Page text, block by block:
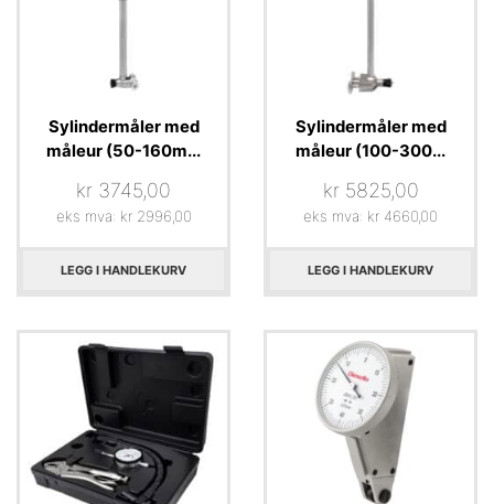
Sylindermåler med
måleur (50-160m...
kr 3745,00
eks mva: kr2996,00
LEGG I HANDLEKURV
Sylindermåler med
måleur (100-300...
kr5825,00
eks mva: kr 4660,00
LEGG I HANDLEKURV